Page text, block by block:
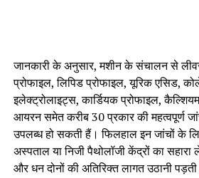
जानकारी के अनुसार, मशीन के संचालन से
प्रोफाइल, लिपिड प्रोफाइल, यूरिक एसिड,
इलेक्ट्रोलाइट्स, कार्डियक प्रोफाइल,
आयरन समेत करीब 30 प्रकार की महत्वपूर्ण
उपलब्ध हो सकती हैं। फिलहाल इन जांचों के
अस्पताल या निजी पैथोलॉजी केंद्रों का
और धन दोनों की अतिरिक्त लागत उठानी